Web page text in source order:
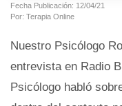
Fecha Publicación: 12/04/21
Por: Terapia Online
Nuestro Psicólogo
entrevista en Radio
Psicólogo habló